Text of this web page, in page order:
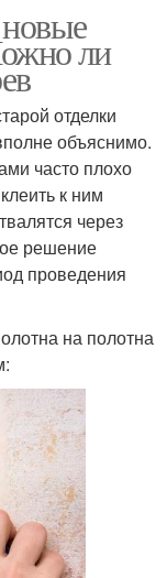
ли
отделки
объяснимо.
часто плохо
к ним
через
решение
проведения
на полотна